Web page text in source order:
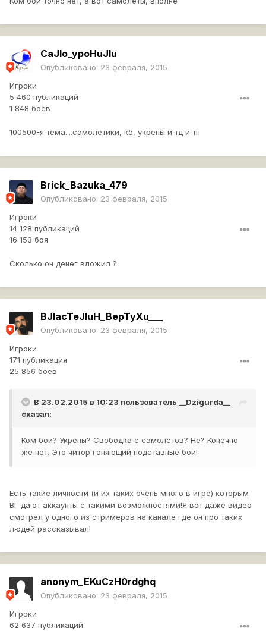
CaJlo_ypoHuJIu
Опубликовано: 23 февраля, 2015
Игроки
5 460 публикаций
1 848 боёв
100500-я тема....самолетики, кб, укрепы и тд и тп
Brick_Bazuka_479
Опубликовано: 23 февраля, 2015
Игроки
14 128 публикаций
16 153 боя
Сколько он денег вложил ?
BJIacTeJIuH_BepTyXu___
Опубликовано: 23 февраля, 2015
Игроки
171 публикация
25 856 боёв
В 23.02.2015 в 10:23 пользователь __Dzigurda__
сказал:
Ком бои? Укрепы? Свободка с самолётов? Не? Конечно
же нет. Это читор гоняющий подставные бои!
Есть такие личности (и их таких очень много в игре) которым
ВГ дают аккаунты с такими возможностями!Я вот даже видео
смотрел у одного из стримеров на канале где он про таких
людей рассказывал!
anonym_EKuCzH0rdghq
Опубликовано: 23 февраля, 2015
Игроки
62 637 публикаций